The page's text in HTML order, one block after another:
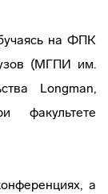
на ФПК
(МГПИ им.
Longman,
факультете
а